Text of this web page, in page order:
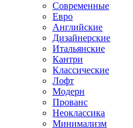
Современные
Евро
Английские
Дизайнерские
Итальянские
Кантри
Классические
Лофт
Модерн
Прованс
Неоклассика
Минимализм